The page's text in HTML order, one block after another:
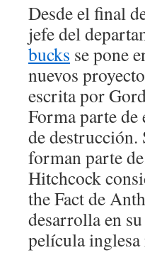
Desde el final
jefe del
bucks se pone
nuevos
escrita por
Forma parte de
de destrucción.
forman parte
Hitchcock
the Fact de
desarrolla en
película